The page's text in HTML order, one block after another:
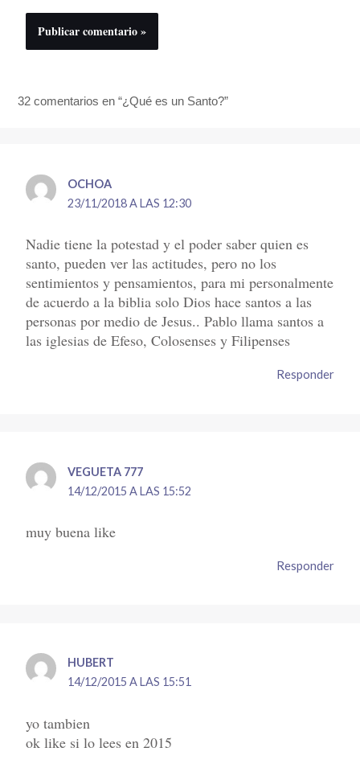
32 comentarios en “¿Qué es un Santo?”
OCHOA
23/11/2018 A LAS 12:30
Nadie tiene la potestad y el poder saber quien es
santo, pueden ver las actitudes, pero no los
sentimientos y pensamientos, para mi personalmente
de acuerdo a la biblia solo Dios hace santos a las
personas por medio de Jesus.. Pablo llama santos a
las iglesias de Efeso, Colosenses y Filipenses
Responder
VEGUETA 777
14/12/2015 A LAS 15:52
muy buena like
Responder
HUBERT
14/12/2015 A LAS 15:51
yo tambien
ok like si lo lees en 2015